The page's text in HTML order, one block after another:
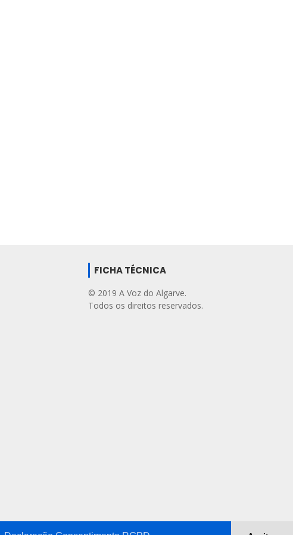
FICHA TÉCNICA
© 2019 A Voz do Algarve.
Todos os direitos reservados.